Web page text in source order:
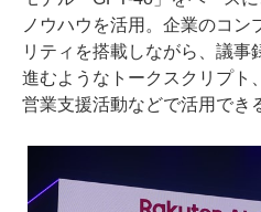
ノウハウを活用。企業のコン
リティを搭載しながら、議事
進むようなトークスクリプト
営業支援活動などで活用でき